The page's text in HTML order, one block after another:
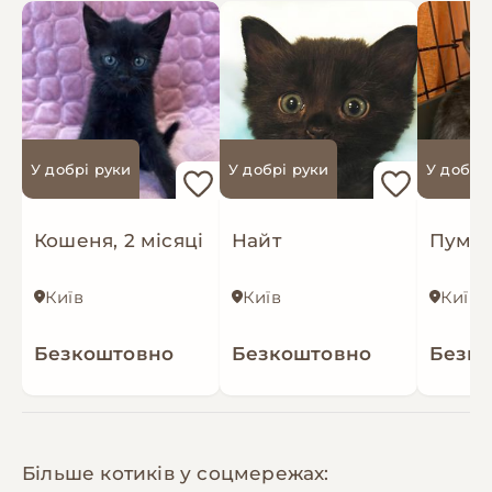
У добрі руки
Кошеня, 2 місяці
Київ
Безкоштовно
У добрі руки
Найт
Київ
Безкоштовно
У добрі
Пумік
Київ
Більше котиків у соцмережах: